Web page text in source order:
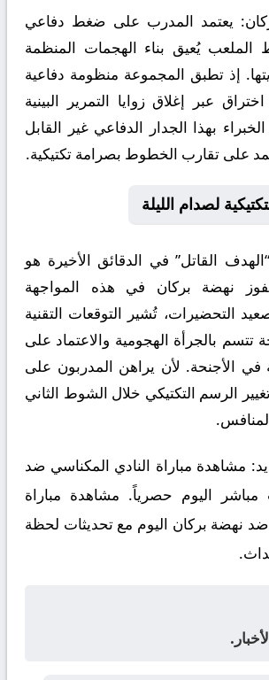
يعتمد المدرب على ضغط دفاعي
يُعيق بناء الهجمات المنظمة
إذ تطبق المجموعة منظومة دفاعية
عبر إغلاق زوايا التمرير البينية
بهذا الجدار الدفاعي غير القابل
على تقارب الخطوط بصرامة تكتيكية.
لصدام الليلة
القاتل” في الدقائق الأخيرة هو
لفوز نهضة بركان في هذه المواجهة
التحضيرات، تُشير التوقعات التقنية
تتسم بالجرأة الهجومية والاعتماد على
في الأجنحة. لأن يراهن المدربون على
الرسم التكتيكي خلال الشوط الثاني
مشاهدة مباراة النادي المكناسي ضد
اليوم حصرياً. مشاهدة مباراة
ضد نهضة بركان اليوم مع تحديثات لحظة